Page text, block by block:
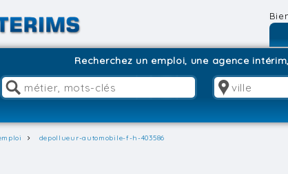
Recherchez un emploi, une agence
depollueur-automobile-f-h-403586